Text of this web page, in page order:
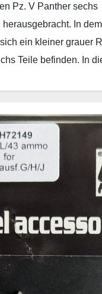
Pz. V Panther sechs
In
ein kleiner grauer
Teile befinden. In